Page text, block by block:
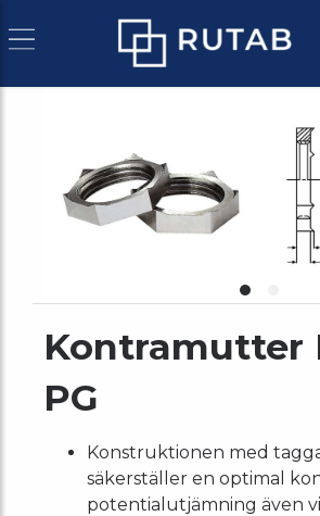
Kontramutter
PG
Konstruktionen med
säkerställer en optimal
potentialutjämning även